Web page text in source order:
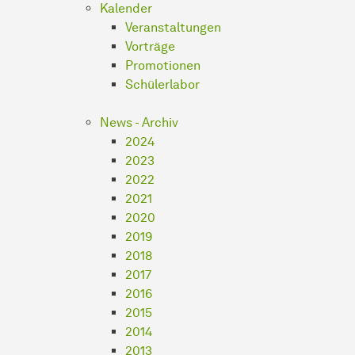
Kalender
Veranstaltungen
Vorträge
Promotionen
Schülerlabor
News - Archiv
2024
2023
2022
2021
2020
2019
2018
2017
2016
2015
2014
2013